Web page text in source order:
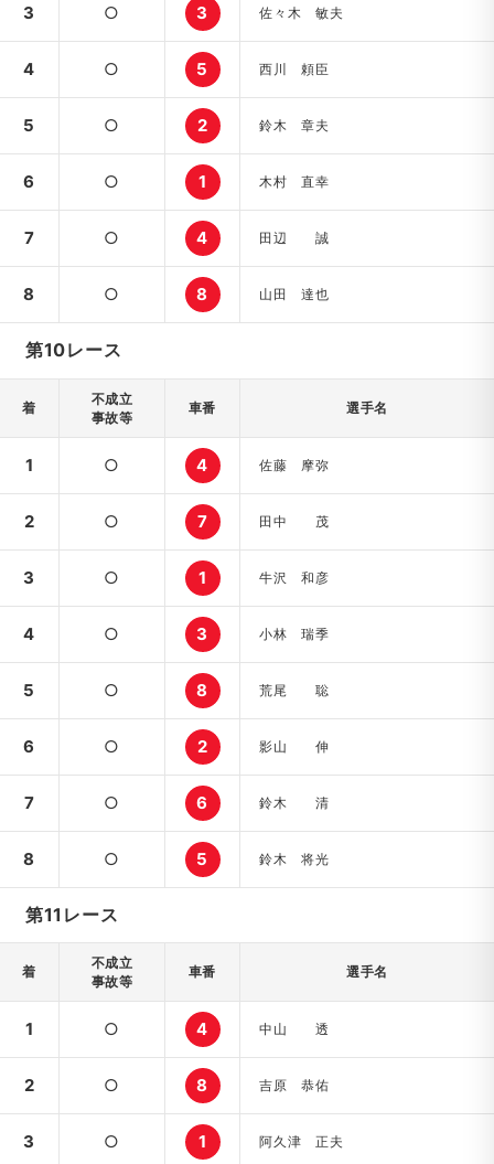
3 ○ 3 佐々木 敏夫
4 ○ 5 西川 頼臣
5 ○ 2 鈴木 章夫
6 ○ 1 木村 直幸
7 ○ 4 田辺 誠
8 ○ 8 山田 達也
第10レース
着
不成立
事故等
車番 選手名
1 ○ 4 佐藤 摩弥
2 ○ 7 田中 茂
3 ○ 1 牛沢 和彦
4 ○ 3 小林 瑞季
5 ○ 8 荒尾 聡
6 ○ 2 影山 伸
7 ○ 6 鈴木 清
8 ○ 5 鈴木 将光
第11レース
着
不成立
事故等
車番 選手名
1 ○ 4 中山 透
2 ○ 8 吉原 恭佑
3 ○ 1 阿久津 正夫